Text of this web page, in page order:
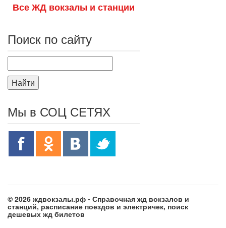
Все ЖД вокзалы и станции
Поиск по сайту
Найти
Мы в СОЦ СЕТЯХ
© 2026 ждвокзалы.рф - Справочная жд вокзалов и
станций, расписание поездов и электричек, поиск
дешевых жд билетов